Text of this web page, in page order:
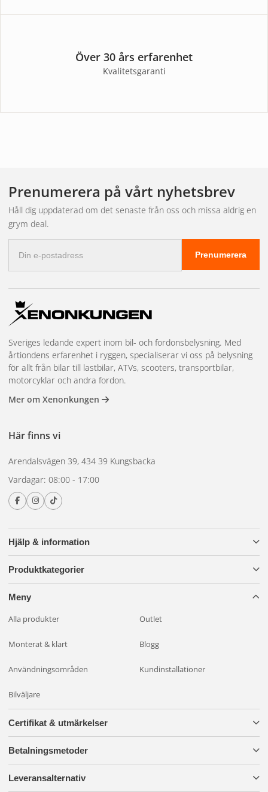
Över 30 års erfarenhet
Kvalitetsgaranti
Prenumerera på vårt nyhetsbrev
Håll dig uppdaterad om det senaste från oss och missa aldrig en
grym deal.
postadress
Prenumerera
Hjälp & information
Produktkategorier
Meny
Alla produkter Outlet
Monterat & klart Blogg
Användningsområden Kundinstallationer
Bilväljare
Sveriges ledande expert inom bil- och fordonsbelysning. Med
årtiondens erfarenhet i ryggen, specialiserar vi oss på belysning
för allt från bilar till lastbilar, ATVs, scooters, transportbilar,
motorcyklar och andra fordon.
Mer om Xenonkungen
Här finns vi
Arendalsvägen 39, 434 39 Kungsbacka
Vardagar: 08:00 - 17:00
Certifikat & utmärkelser
Betalningsmetoder
Leveransalternativ